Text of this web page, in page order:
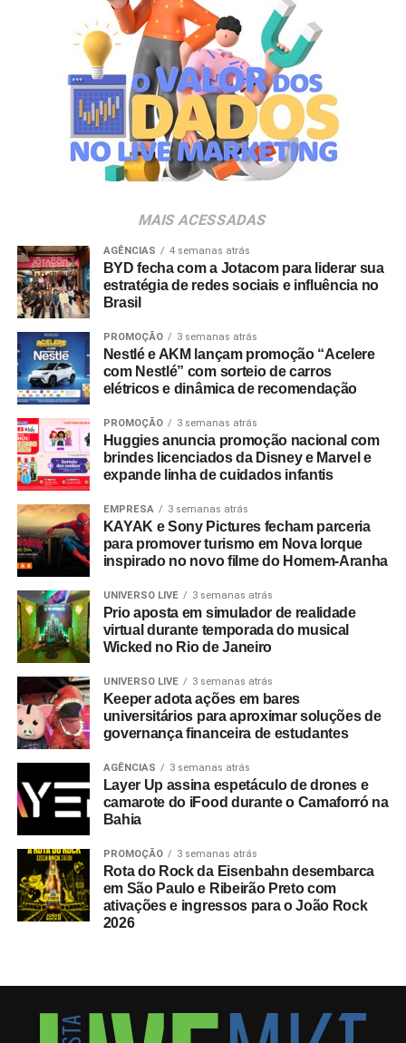
espaço Villa Atende, localizado no piso G1 do shopping.
“O SP Open é um torneio muito relevante para a cidade e
para essa região. Como estamos no evento de forma tão
profunda, nada mais justo do que proporcionar essa
experiência para alguns dos nossos clientes fiéis”,
destaca Aline Ivanov, gerente de marketing do Shopping
Villa Lobos.
Para ingressar no programa e participar do sorteio, os
Shopping Villa Lobos, efetuar o cadastro e enviar
comprovantes fiscais de qualquer valor. O regulamento
completo está disponível no site do empreendimento.
MAIS ACESSADAS
AGÊNCIAS 4 semanas atrás
BYD fecha com a Jotacom para liderar sua
estratégia de redes sociais e influência no
Brasil
PROMOÇÃO 3 semanas atrás
Nestlé e AKM lançam promoção “Acelere
com Nestlé” com sorteio de carros
elétricos e dinâmica de recomendação
PROMOÇÃO 3 semanas atrás
Huggies anuncia promoção nacional com
brindes licenciados da Disney e Marvel e
expande linha de cuidados infantis
EMPRESA 3 semanas atrás
KAYAK e Sony Pictures fecham parceria
para promover turismo em Nova Iorque
inspirado no novo filme do Homem-Aranha
UNIVERSO LIVE 3 semanas atrás
Prio aposta em simulador de realidade
virtual durante temporada do musical
Wicked no Rio de Janeiro
UNIVERSO LIVE 3 semanas atrás
Keeper adota ações em bares
universitários para aproximar soluções de
governança financeira de estudantes
AGÊNCIAS 3 semanas atrás
Layer Up assina espetáculo de drones e
camarote do iFood durante o Camaforró na
Bahia
PROMOÇÃO 3 semanas atrás
Rota do Rock da Eisenbahn desembarca
em São Paulo e Ribeirão Preto com
ativações e ingressos para o João Rock
2026